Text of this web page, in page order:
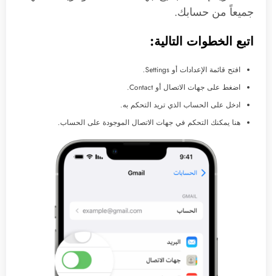
جميعاً من حسابك.
اتبع الخطوات التالية:
افتح قائمة الإعدادات أو Settings.
اضغط على جهات الاتصال أو Contact.
ادخل على الحساب الذي تريد التحكم به.
هنا يمكنك التحكم في جهات الاتصال الموجودة على الحساب.